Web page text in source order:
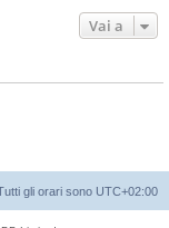
Vai a
gli orari sono UTC+02:00